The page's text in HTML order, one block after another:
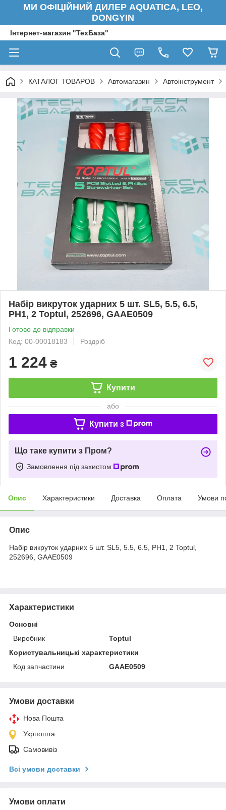
МИ ОФІЦІЙНИЙ ДИЛЕР AQUATICA, LEO,
DONGYIN
Інтернет-магазин "ТехБаза"
КАТАЛОГ ТОВАРОВ Автомагазин Автоінструмент
Набір викруток ударних 5 шт. SL5, 5.5, 6.5,
PH1, 2 Toptul, 252696, GAAE0509
Готово до відправки
Код: 00-00018183
Роздріб
1 224 ₴
Купити
або
Купити з
Що таке купити з Пром?
Замовлення під захистом
Опис Характеристики Доставка Оплата Умови
Опис
Набір викруток ударних 5 шт. SL5, 5.5, 6.5, PH1, 2 Toptul,
252696, GAAE0509
Характеристики
Основні
Виробник
Toptul
Користувальницькі характеристики
Код запчастини
GAAE0509
Умови доставки
Нова Пошта
Укрпошта
Самовивіз
Всі умови доставки
Умови оплати